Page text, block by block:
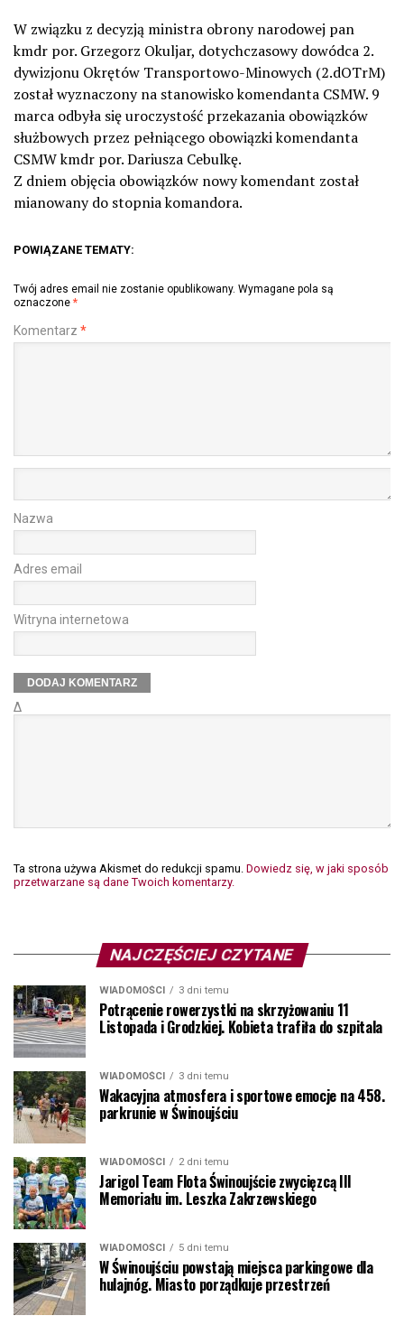
W związku z decyzją ministra obrony narodowej pan
kmdr por. Grzegorz Okuljar, dotychczasowy dowódca 2.
dywizjonu Okrętów Transportowo-Minowych (2.dOTrM)
został wyznaczony na stanowisko komendanta CSMW. 9
marca odbyła się uroczystość przekazania obowiązków
służbowych przez pełniącego obowiązki komendanta
CSMW kmdr por. Dariusza Cebulkę.
Z dniem objęcia obowiązków nowy komendant został
mianowany do stopnia komandora.
POWIĄZANE TEMATY:
Twój adres email nie zostanie opublikowany. Wymagane pola są
oznaczone *
Komentarz *
Nazwa
Adres email
Witryna internetowa
Δ
Ta strona używa Akismet do redukcji spamu. Dowiedz się, w jaki sposób
przetwarzane są dane Twoich komentarzy.
NAJCZĘŚCIEJ CZYTANE
WIADOMOŚCI 3 dni temu
Potrącenie rowerzystki na skrzyżowaniu 11
Listopada i Grodzkiej. Kobieta trafiła do szpitala
WIADOMOŚCI 3 dni temu
Wakacyjna atmosfera i sportowe emocje na 458.
parkrunie w Świnoujściu
WIADOMOŚCI 2 dni temu
Jarigol Team Flota Świnoujście zwycięzcą III
Memoriału im. Leszka Zakrzewskiego
WIADOMOŚCI 5 dni temu
W Świnoujściu powstają miejsca parkingowe dla
hulajnóg. Miasto porządkuje przestrzeń